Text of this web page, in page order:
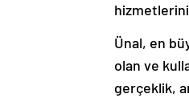
Ünal, en
olan ve
gerçeklik,